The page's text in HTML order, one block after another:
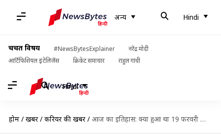
अन्य Hindi
चर्चित विषय #NewsBytesExplainer
नरेंद्र मोदी
आर्टिफिशियल इंटेलिजेंस
क्रिकेट समाचार राहुल गांधी
Hindi
होम / खबरें / करियर की खबरें / आज का इतिहास: क्या हुआ था 19 फरवरी को, जानें कुछ प्रमुख घटनाएं